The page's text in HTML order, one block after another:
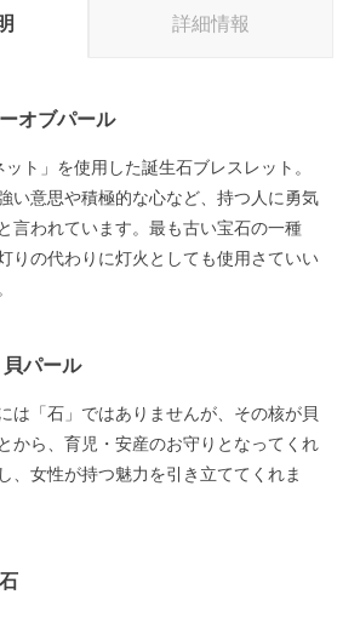
詳細情報
オブパール
ト」を使用した誕生石ブレスレット。
い意思や積極的な心など、持つ人に勇気
言われています。最も古い宝石の一種
りの代わりに灯火としても使用さていい
パール
は「石」ではありませんが、その核が貝
から、育児・安産のお守りとなってくれ
、女性が持つ魅力を引き立ててくれま